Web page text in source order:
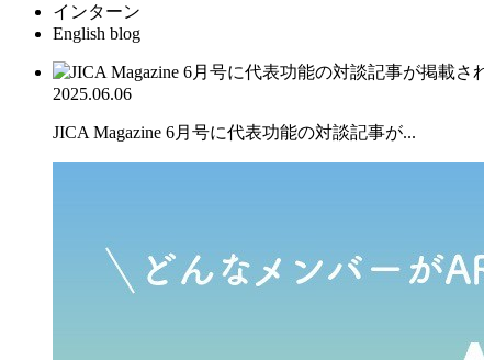
インターン
English blog
2025.06.06
JICA Magazine 6月号に代表功能の対談記事が...